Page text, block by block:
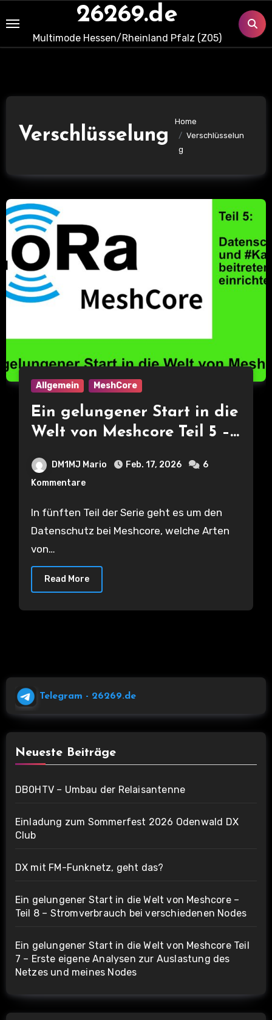
to
content
26269.de
Multimode Hessen/Rheinland Pfalz (Z05)
Verschlüsselung
Home
Verschlüsselun
g
Allgemein MeshCore
Ein gelungener Start in die
Welt von Meshcore Teil 5 –
beitreten bzw. einrichten
DM1MJ Mario Feb. 17, 2026
6
Kommentare
In fünften Teil der Serie geht es um den
Datenschutz bei Meshcore, welche Arten
von…
Read More
Telegram - 26269.de
Neueste Beiträge
DB0HTV – Umbau der Relaisantenne
Einladung zum Sommerfest 2026 Odenwald DX
Club
DX mit FM-Funknetz, geht das?
Ein gelungener Start in die Welt von Meshcore –
Teil 8 – Stromverbrauch bei verschiedenen Nodes
Ein gelungener Start in die Welt von Meshcore Teil
7 – Erste eigene Analysen zur Auslastung des
Netzes und meines Nodes